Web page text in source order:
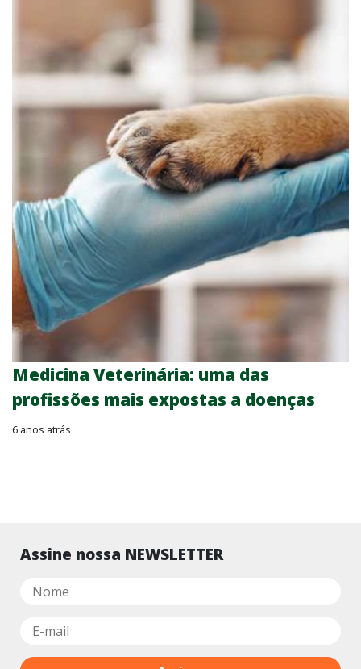
Medicina Veterinária: uma das
profissões mais expostas a doenças
6 anos atrás
Assine nossa NEWSLETTER